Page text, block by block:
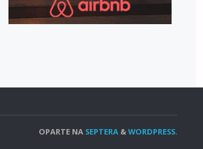
OPARTE NA SEPTERA &WORDPRESS.